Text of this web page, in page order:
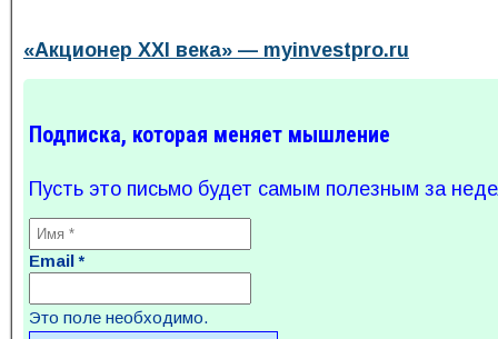
«Акционер XXI века» — myinvestpro.ru
Подписка, которая меняет мышление
Пусть это письмо будет самым полезным за
Email*
Это поле необходимо.